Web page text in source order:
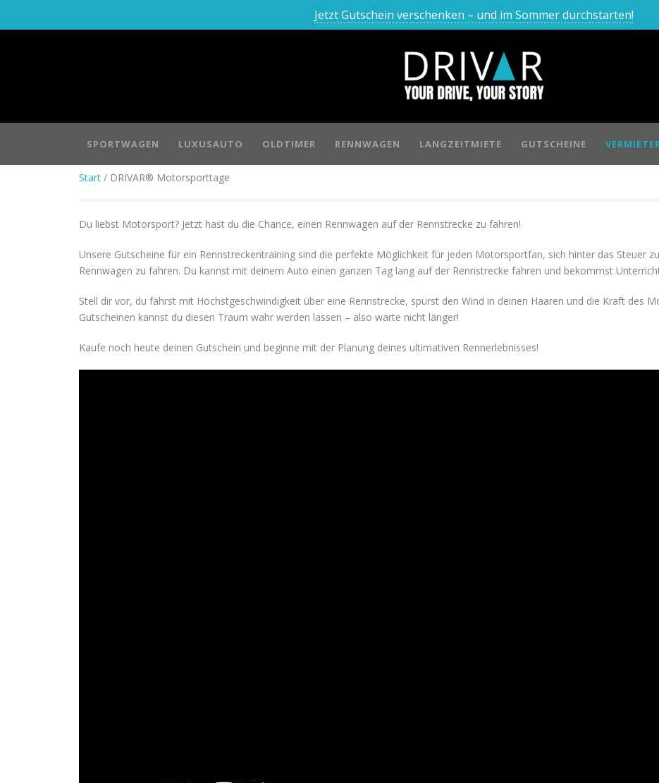
Jetzt Gutschein verschenken – und im Sommer durchstarten!
SPORTWAGEN LUXUSAUTO OLDTIMER RENNWAGEN LANGZEITMIETE GUTSCHEINE
Start / DRIVAR® Motorsporttage
Du liebst Motorsport? Jetzt hast du die Chance, einen Rennwagen auf der Rennstrecke zu fahren!
Unsere Gutscheine für ein Rennstreckentraining sind die perfekte Möglichkeit für jeden Motorsportfan, sich hinter das Steuer
Rennwagen zu fahren. Du kannst mit deinem Auto einen ganzen Tag lang auf der Rennstrecke fahren und bekommst
Stell dir vor, du fährst mit Höchstgeschwindigkeit über eine Rennstrecke, spürst den Wind in deinen Haaren und die Kraft des
Gutscheinen kannst du diesen Traum wahr werden lassen – also warte nicht länger!
Kaufe noch heute deinen Gutschein und beginne mit der Planung deines ultimativen Rennerlebnisses!